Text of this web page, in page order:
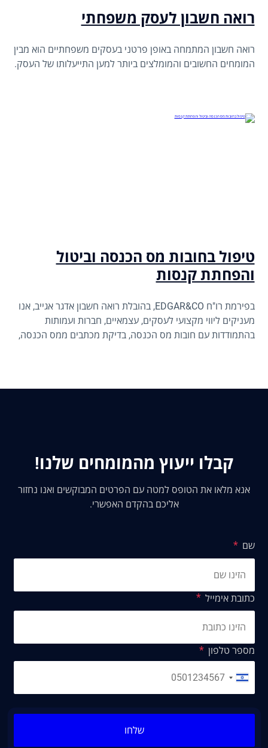
רואה חשבון לעסק משפחתי
רואה חשבון המתמחה באופן פרטני בעסקים משפחתיים הוא מבין
המומחים החשובים והמומלצים ביותר למען התייעלותו של העסק.
טיפול בחובות מס הכנסה וביטול
והפחתת קנסות
בפירמת רו"ח EDGAR&CO, בהובלת רואה חשבון אדגר אגייב, אנו
מעניקים ליווי מקצועי לעסקים, עצמאיים, חברות ועמותות
בהתמודדות עם חובות מס הכנסה, בדיקת מכתבים ממס הכנסה,
קבלו ייעוץ מהמומחים שלנו!
אנא מלאו את הטופס למטה עם הפרטים המבוקשים ואנו נחזור
אליכם בהקדם האפשרי.
שם
כתובת אימייל
מספר טלפון
שלחו